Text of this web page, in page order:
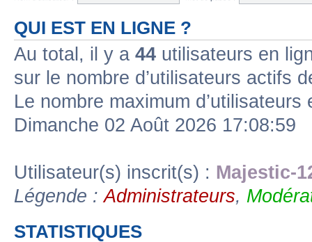
QUI EST EN LIGNE ?
Au total, il y a 44 utilisateurs en
sur le nombre d’utilisateurs actifs
Le nombre maximum
Dimanche 02 Août 2026 17:08:59
Utilisateur(s) inscrit(s) : Majestic-
Légende :Administrateurs,
STATISTIQUES